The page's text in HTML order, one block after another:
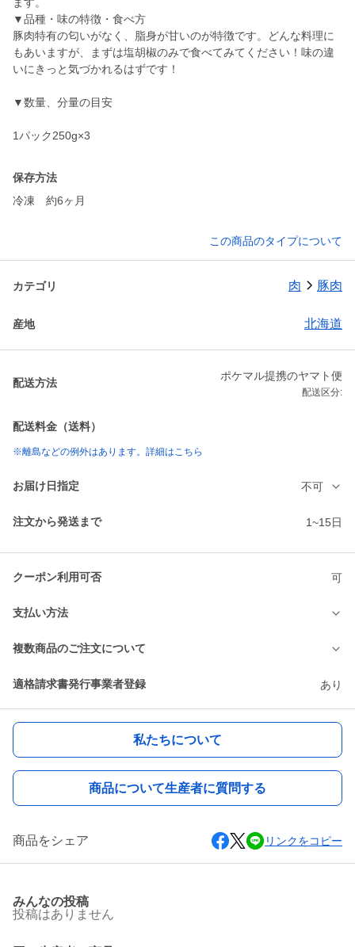
▼品種・味の特徴・食べ方
豚肉特有の匂いがなく、脂身が甘いのが特徴です。どんな料理に
もあいますが、まずは塩胡椒のみで食べてみてください！味の違
いにきっと気づかれるはずです！
▼数量、分量の目安
保存方法
冷凍 約6ヶ月
この商品のタイプについて
カテゴリ 肉 豚肉
産地 北海道
配送方法
ポケマル提携のヤマト便
配送区分:
配送料金（送料）
※離島などの例外はあります。詳細はこちら
お届け日指定 不可
注文から発送まで 1~15日
クーポン利用可否 可
支払い方法
複数商品のご注文について
適格請求書発行事業者登録 あり
私たちについて
商品について生産者に質問する
商品をシェア リンクをコピー
みんなの投稿
投稿はありません